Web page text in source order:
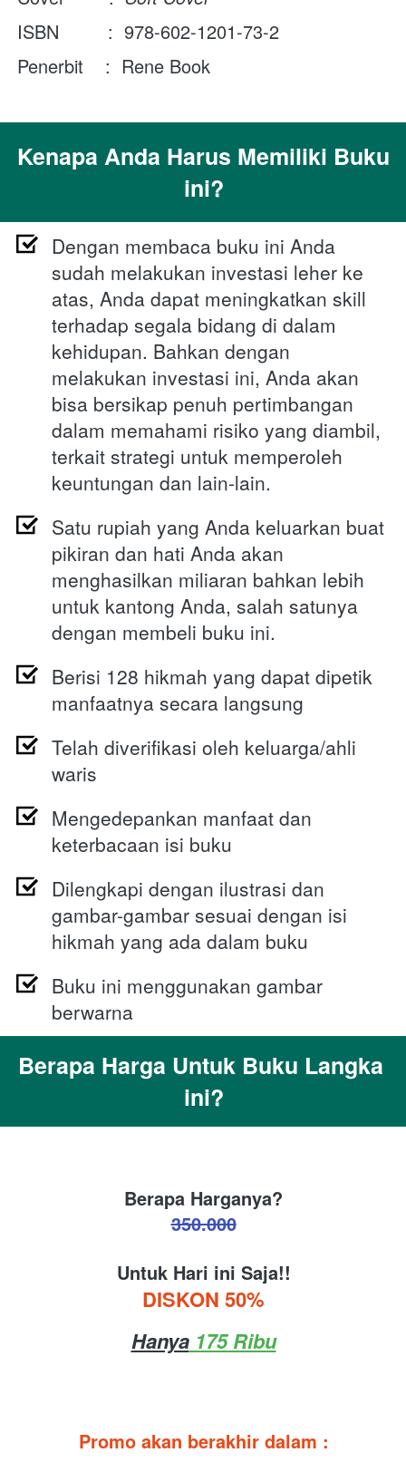
ISBN         :  978-602-1201-73-2
Penerbit    :  Rene Book
Kenapa Anda Harus Memiliki Buku
ini?
Dengan membaca buku ini Anda
sudah melakukan investasi leher ke
atas, Anda dapat meningkatkan skill
terhadap segala bidang di dalam
kehidupan. Bahkan dengan
melakukan investasi ini, Anda akan
bisa bersikap penuh pertimbangan
dalam memahami risiko yang diambil,
terkait strategi untuk memperoleh
keuntungan dan lain-lain.
Satu rupiah yang Anda keluarkan buat
pikiran dan hati Anda akan
menghasilkan miliaran bahkan lebih
untuk kantong Anda, salah satunya
dengan membeli buku ini.
Berisi 128 hikmah yang dapat dipetik
manfaatnya secara langsung
Telah diverifikasi oleh keluarga/ahli
waris
Mengedepankan manfaat dan
keterbacaan isi buku
Dilengkapi dengan ilustrasi dan
gambar-gambar sesuai dengan isi
hikmah yang ada dalam buku
Buku ini menggunakan gambar
berwarna
Berapa Harga Untuk Buku Langka
ini?
Berapa Harganya?
350.000
Untuk Hari ini Saja!!
DISKON 50%
Hanya 175 Ribu
Promo akan berakhir dalam :